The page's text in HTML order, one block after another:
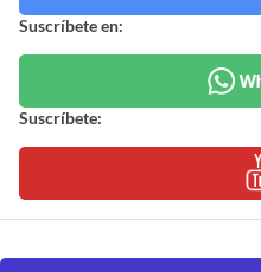
Suscríbete en:
Suscríbete: